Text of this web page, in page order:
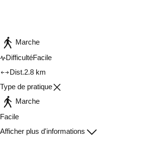
Marche
DifficultéFacile
Dist.2.8 km
Type de pratique
Marche
Facile
Afficher plus d'informations